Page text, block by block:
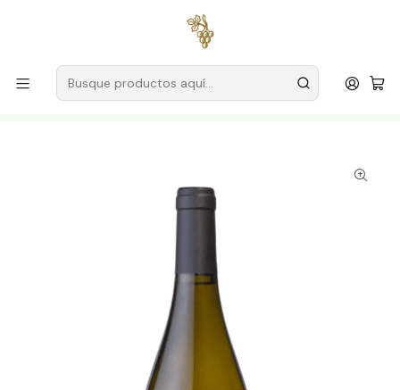
para pedidos superiores a
Productores
Vino Verde (Monção & Melgaço)
Casa del Capitán Mayor
Casa do Capitão Mor & Cizeron Unfiltered Alvarinho 2020
Vinho Verde Branco 75cl